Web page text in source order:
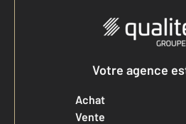
Votre agence
Achat
Vente